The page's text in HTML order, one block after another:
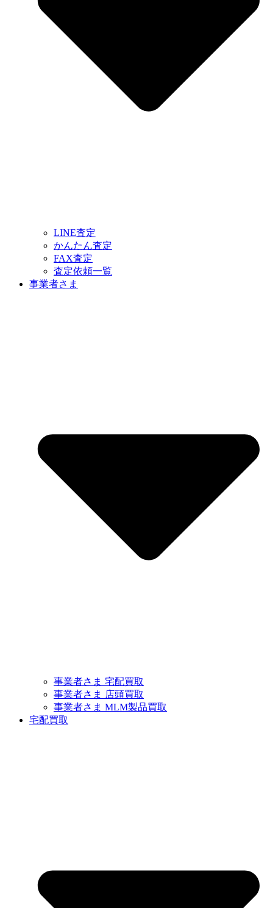
LINE査定
かんたん査定
FAX査定
査定依頼一覧
事業者さま
事業者さま 宅配買取
事業者さま 店頭買取
事業者さま MLM製品買取
宅配買取